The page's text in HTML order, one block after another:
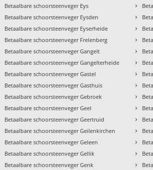
Betaalbare schoorsteenveger Eys
Betaalbare schoorsteenveger Eysden
Betaalbare schoorsteenveger Eyserheide
Betaalbare schoorsteenveger Frelenberg
Betaalbare schoorsteenveger Gangelt
Betaalbare schoorsteenveger Gangelterheide
Betaalbare schoorsteenveger Gastel
Betaalbare schoorsteenveger Gasthuis
Betaalbare schoorsteenveger Gebroek
Betaalbare schoorsteenveger Geel
Betaalbare schoorsteenveger Geertruid
Betaalbare schoorsteenveger Geilenkirchen
Betaalbare schoorsteenveger Geleen
Betaalbare schoorsteenveger Gellik
Betaalbare schoorsteenveger Genk
›
›
›
›
›
›
›
›
›
›
›
›
›
›
›